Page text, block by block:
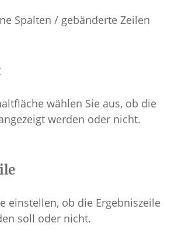
Spalten / gebänderte Zeilen
wählen Sie aus, ob die
werden oder nicht.
einstellen, ob die Ergebniszeile
soll oder nicht.